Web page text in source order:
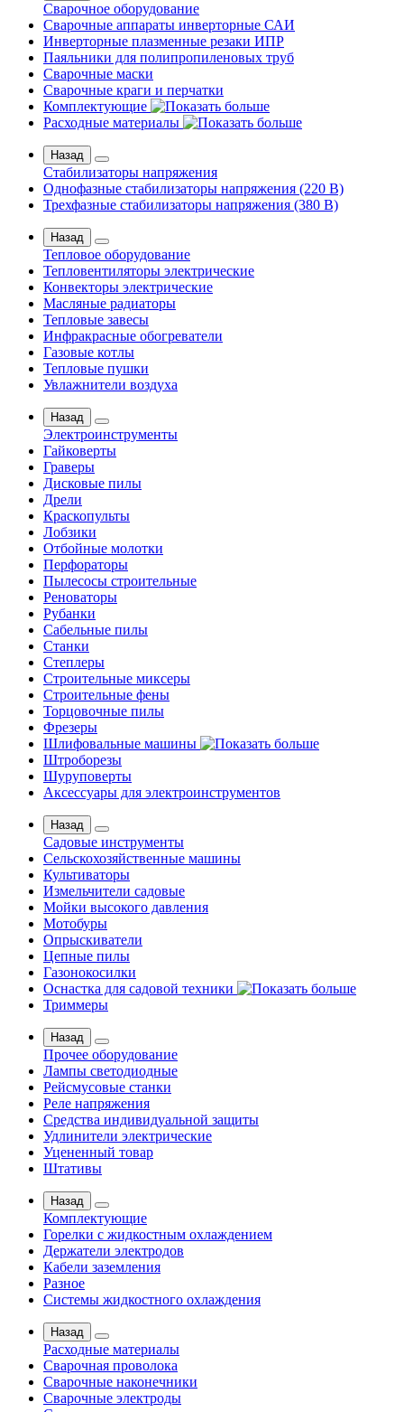
Сварочное оборудование
Сварочные аппараты инверторные САИ
Инверторные плазменные резаки ИПР
Паяльники для полипропиленовых труб
Сварочные маски
Сварочные краги и перчатки
Комплектующие
Расходные материалы
Назад
Стабилизаторы напряжения
Однофазные стабилизаторы напряжения (220 В)
Трехфазные стабилизаторы напряжения (380 В)
Назад
Тепловое оборудование
Тепловентиляторы электрические
Конвекторы электрические
Масляные радиаторы
Тепловые завесы
Инфракрасные обогреватели
Газовые котлы
Тепловые пушки
Увлажнители воздуха
Назад
Электроинструменты
Гайковерты
Граверы
Дисковые пилы
Дрели
Краскопульты
Лобзики
Отбойные молотки
Перфораторы
Пылесосы строительные
Реноваторы
Рубанки
Сабельные пилы
Станки
Степлеры
Строительные миксеры
Строительные фены
Торцовочные пилы
Фрезеры
Шлифовальные машины
Штроборезы
Шуруповерты
Аксессуары для электроинструментов
Назад
Садовые инструменты
Сельскохозяйственные машины
Культиваторы
Измельчители садовые
Мойки высокого давления
Мотобуры
Опрыскиватели
Цепные пилы
Газонокосилки
Оснастка для садовой техники
Триммеры
Назад
Прочее оборудование
Лампы светодиодные
Рейсмусовые станки
Реле напряжения
Средства индивидуальной защиты
Удлинители электрические
Уцененный товар
Штативы
Назад
Комплектующие
Горелки с жидкостным охлаждением
Держатели электродов
Кабели заземления
Разное
Системы жидкостного охлаждения
Назад
Расходные материалы
Сварочная проволока
Сварочные наконечники
Сварочные электроды